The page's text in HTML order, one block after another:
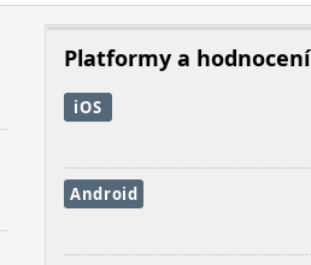
Platformy a hodnocení
iOS
Android